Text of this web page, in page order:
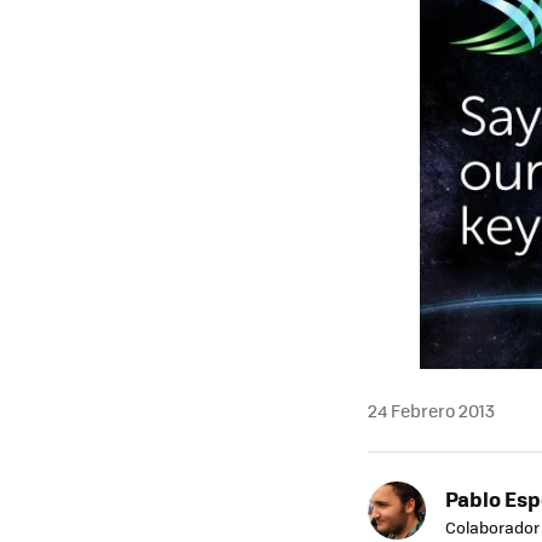
24 Febrero 2013
Pablo
Colaborador